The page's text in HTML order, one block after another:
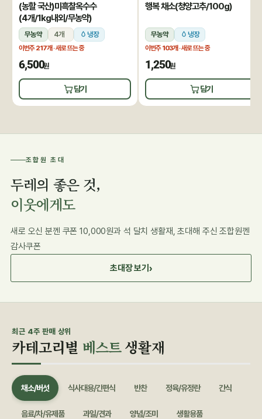
(농할 국산)미흑찰옥수수
(4개/1kg내외/무농약)
무농약 4개 냉장
이번주217개 · 새로 뜨는 중
6,500원
담기
행복 채소(청양고추/100g)
무농약 냉장
이번주103개 · 새로 뜨는 중
1,250원
담기
조합원 초대
두레의 좋은 것,
이웃에게도
새로 오신 분껜 쿠폰 10,000원과 석 달치 생활재, 초대해 주신 조합원껜
감사쿠폰
초대장 보기›
최근 4주 판매 상위
카테고리별 베스트생활재
채소/버섯 식사대용/간편식 반찬 정육/유정란 간식
음료/차/유제품 과일/견과 양념/조미 생활용품